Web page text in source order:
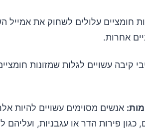
חומציים עלולים לשחוק את אמייל
אחרות.
קיבה עשויים לגלות שמזונות
אנשים מסוימים עשויים להיות
כגון פירות הדר או עגבניות, ועליהם